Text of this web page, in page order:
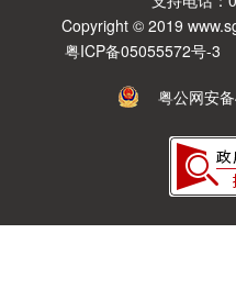
Copyright © 2019
粤ICP备05055572号-3
粤公网安